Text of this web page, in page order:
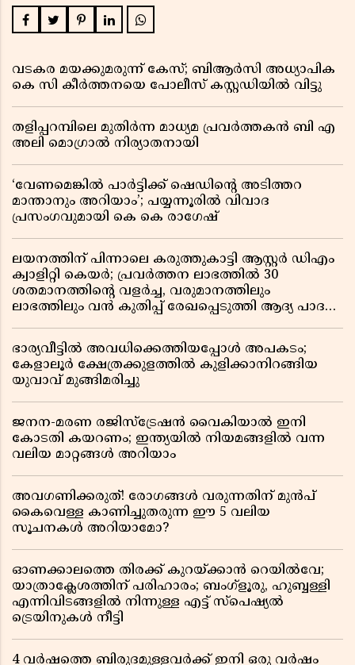
വടകര മയക്കുമരുന്ന് കേസ്; ബിആർസി അധ്യാപിക
കെ സി കീർത്തനയെ പോലീസ് കസ്റ്റഡിയിൽ വിട്ടു
തളിപ്പറമ്പിലെ മുതിർന്ന മാധ്യമ പ്രവർത്തകൻ ബി എ
അലി മൊഗ്രാൽ നിര്യാതനായി
‘വേണമെങ്കിൽ പാർട്ടിക്ക് ഷെഡിൻ്റെ അടിത്തറ
മാന്താനും അറിയാം’; പയ്യന്നൂരിൽ വിവാദ
പ്രസംഗവുമായി കെ കെ രാഗേഷ്
ലയനത്തിന് പിന്നാലെ കരുത്തുകാട്ടി ആസ്റ്റർ ഡിഎം
ക്വാളിറ്റി കെയർ; പ്രവർത്തന ലാഭത്തിൽ 30
ശതമാനത്തിൻ്റെ വളർച്ച, വരുമാനത്തിലും
ലാഭത്തിലും വൻ കുതിപ്പ് രേഖപ്പെടുത്തി ആദ്യ പാദ
ഭാര്യവീട്ടിൽ അവധിക്കെത്തിയപ്പോൾ അപകടം;
കേളാലൂർ ക്ഷേത്രക്കുളത്തിൽ കുളിക്കാനിറങ്ങിയ
യുവാവ് മുങ്ങിമരിച്ചു
ജനന-മരണ രജിസ്ട്രേഷൻ വൈകിയാൽ ഇനി
കോടതി കയറണം; ഇന്ത്യയിൽ നിയമങ്ങളിൽ വന്ന
വലിയ മാറ്റങ്ങൾ അറിയാം
അവഗണിക്കരുത്! രോഗങ്ങൾ വരുന്നതിന് മുൻപ്
കൈവെള്ള കാണിച്ചുതരുന്ന ഈ 5 വലിയ
സൂചനകൾ അറിയാമോ?
ഓണക്കാലത്തെ തിരക്ക് കുറയ്ക്കാൻ റെയിൽവേ;
യാത്രാക്ലേശത്തിന് പരിഹാരം; ബംഗ്ളൂരു, ഹുബ്ബള്ളി
എന്നിവിടങ്ങളിൽ നിന്നുള്ള എട്ട് സ്പെഷ്യൽ
ട്രെയിനുകൾ നീട്ടി
4 വർഷത്തെ ബിരുദമുള്ളവർക്ക് ഇനി ഒരു വർഷം